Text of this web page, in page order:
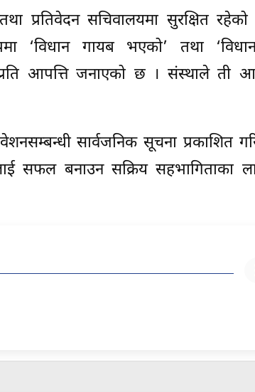
प्रतिवेदन सचिवालयमा सुरक्षित
‘विधान गायब भएको’ तथा
आपत्ति जनाएको छ । संस्थाले ती
सार्वजनिक सूचना प्रकाशित
सफल बनाउन सक्रिय सहभागिताका